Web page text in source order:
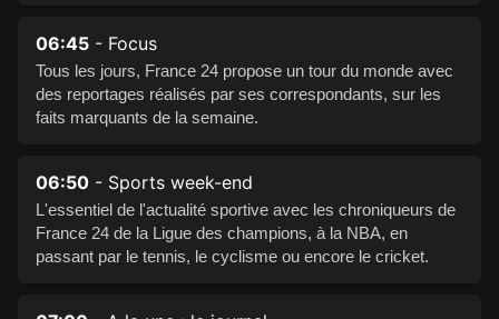
06:45 - Focus
Tous les jours, France 24 propose un tour du monde avec
des reportages réalisés par ses correspondants, sur les
faits marquants de la semaine.
06:50 - Sports week-end
L'essentiel de l'actualité sportive avec les chroniqueurs de
France 24 de la Ligue des champions, à la NBA, en
passant par le tennis, le cyclisme ou encore le cricket.